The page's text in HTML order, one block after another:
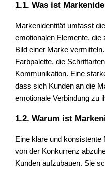
1.1. Was ist
Markenidentität umfasst
emotionalen Elemente,
Bild einer Marke
Farbpalette, die
Kommunikation. Eine
dass sich Kunden an die
emotionale Verbindung zu
1.2. Warum ist
Eine klare und konsistente
von der Konkurrenz
Kunden aufzubauen. Sie